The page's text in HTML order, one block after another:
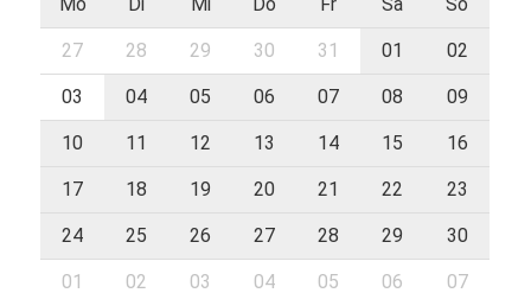
27 28 29 30 31 01 02
03 04 05 06 07 08 09
10 11 12 13 14 15 16
17 18 19 20 21 22 23
24 25 26 27 28 29 30
01 02 03 04 05 06 07